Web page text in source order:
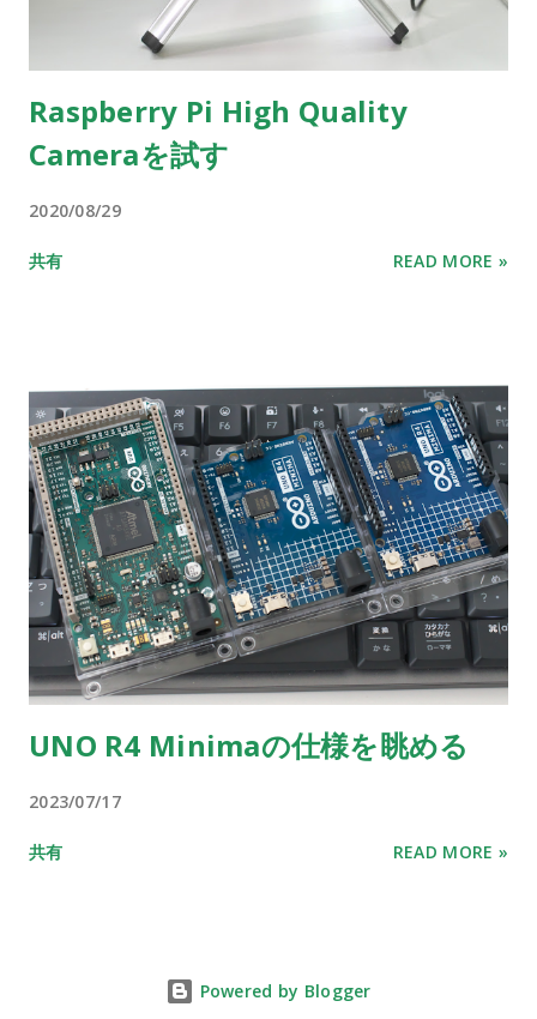
Raspberry Pi High Quality
Cameraを試す
2020/08/29
共有 READ MORE »
UNO R4 Minimaの仕様を眺める
2023/07/17
共有 READ MORE »
Powered by Blogger